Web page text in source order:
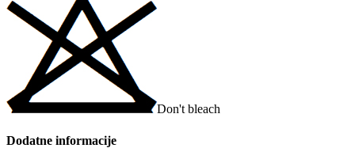
Don't bleach
Dodatne informacije